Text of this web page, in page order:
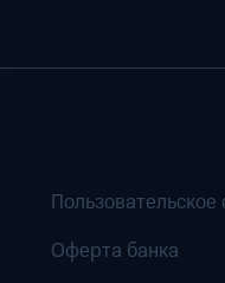
Оферта банка